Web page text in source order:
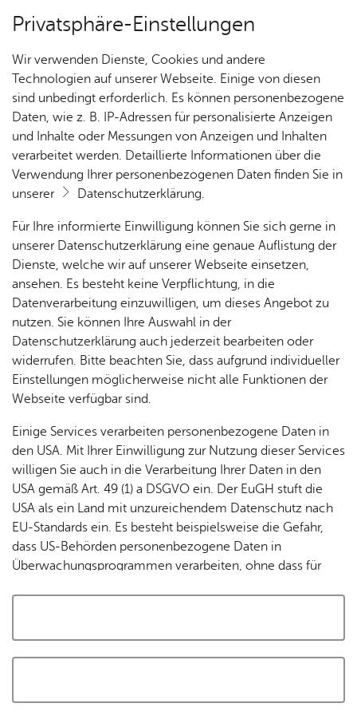
Kartenansicht
Cookie-Hinweis
Zum Laden dieser Karte wird eine Verbindung zu externen
Servern hergestellt. Diese verwenden Cookies und andere
Tracking-Technologien, um die Bedienung zu
personalisieren und zu verbessern. Weitere Informationen
finden Sie in unsererDatenschutzerklärung
Cookies akzeptieren und Karte laden
Privatsphäre-Einstellungen
Wir verwenden Dienste, Cookies und andere
Technologien auf unserer Webseite. Einige von diesen
sind unbedingt erforderlich. Es können personenbezogene
Daten, wie z. B. IP-Adressen für personalisierte Anzeigen
und Inhalte oder Messungen von Anzeigen und Inhalten
verarbeitet werden. Detaillierte Informationen über die
Verwendung Ihrer personenbezogenen Daten finden Sie in
unserer
Datenschutzerklärung.
Für Ihre informierte Einwilligung können Sie sich gerne in
unserer Datenschutzerklärung eine genaue Auflistung der
Dienste, welche wir auf unserer Webseite einsetzen,
ansehen. Es besteht keine Verpflichtung, in die
Datenverarbeitung einzuwilligen, um dieses Angebot zu
nutzen. Sie können Ihre Auswahl in der
Datenschutzerklärung auch jederzeit bearbeiten oder
widerrufen. Bitte beachten Sie, dass aufgrund individueller
Einstellungen möglicherweise nicht alle Funktionen der
Webseite verfügbar sind.
Einige Services verarbeiten personenbezogene Daten in
den USA. Mit Ihrer Einwilligung zur Nutzung dieser Services
willigen Sie auch in die Verarbeitung Ihrer Daten in den
USA gemäß Art. 49 (1) a DSGVO ein. Der EuGH stuft die
USA als ein Land mit unzureichendem Datenschutz nach
EU-Standards ein. Es besteht beispielsweise die Gefahr,
dass US-Behörden personenbezogene Daten in
Überwachungsprogrammen verarbeiten, ohne dass für